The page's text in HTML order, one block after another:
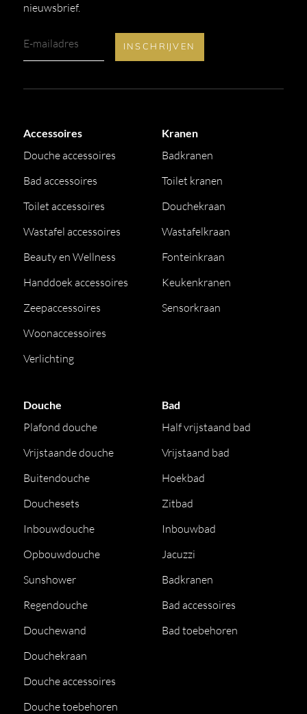
nieuwsbrief.
Accessoires
Douche accessoires
Bad accessoires
Toilet accessoires
Wastafel accessoires
Beauty en Wellness
Handdoek accessoires
Zeepaccessoires
Woonaccessoires
Verlichting
Kranen
Badkranen
Toilet kranen
Douchekraan
Wastafelkraan
Fonteinkraan
Keukenkranen
Sensorkraan
Douche
Plafond douche
Vrijstaande douche
Buitendouche
Douchesets
Inbouwdouche
Opbouwdouche
Sunshower
Regendouche
Douchewand
Douchekraan
Douche accessoires
Douche toebehoren
Bad
Half vrijstaand bad
Vrijstaand bad
Hoekbad
Zitbad
Inbouwbad
Jacuzzi
Badkranen
Bad accessoires
Bad toebehoren